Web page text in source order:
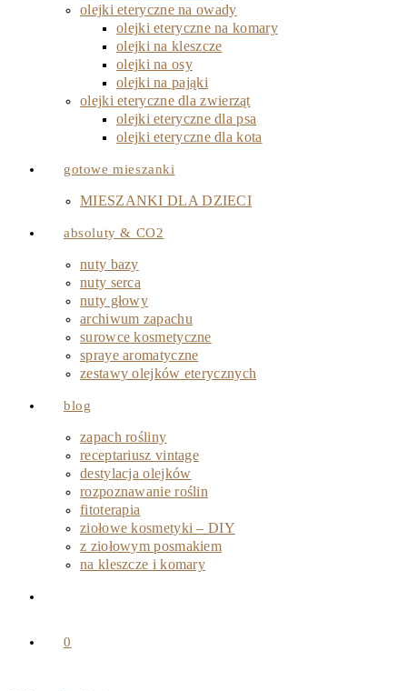
olejki eteryczne na owady
olejki eteryczne na komary
olejki na kleszcze
olejki na osy
olejki na pająki
olejki eteryczne dla zwierząt
olejki eteryczne dla psa
olejki eteryczne dla kota
gotowe mieszanki
MIESZANKI DLA DZIECI
absoluty & CO2
nuty bazy
nuty serca
nuty głowy
archiwum zapachu
surowce kosmetyczne
spraye aromatyczne
zestawy olejków eterycznych
blog
zapach rośliny
receptariusz vintage
destylacja olejków
rozpoznawanie roślin
fitoterapia
ziołowe kosmetyki – DIY
z ziołowym posmakiem
na kleszcze i komary
0